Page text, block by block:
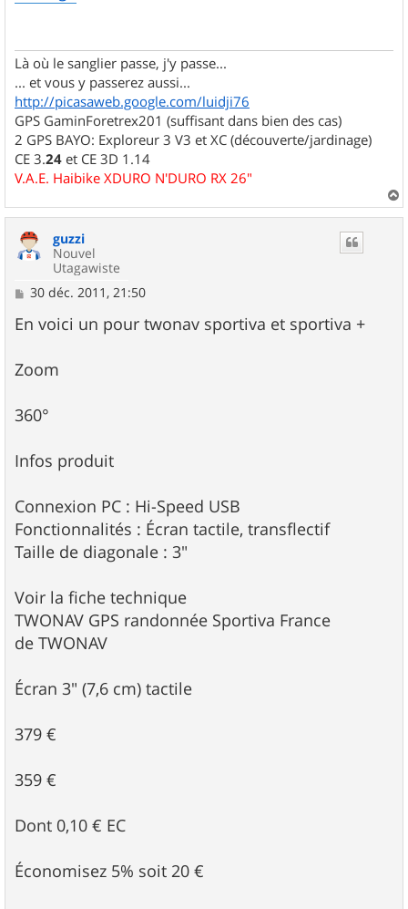
Là où le sanglier passe, j'y passe...
... et vous y passerez aussi...
http://picasaweb.google.com/luidji76
GPS GaminForetrex201 (suffisant dans bien des cas)
2 GPS BAYO: Exploreur 3 V3 et XC (découverte/jardinage)
CE 3.24 et CE 3D 1.14
V.A.E. Haibike XDURO N'DURO RX 26"
a
guzzi
Nouvel
Utagawiste
M
s
s
g
e
30 déc. 2011, 21:50
En voici un pour twonav sportiva et sportiva +
Zoom
360°
Infos produit
Connexion PC : Hi-Speed USB
Fonctionnalités : Écran tactile, transflectif
Taille de diagonale : 3"
Voir la fiche technique
TWONAV GPS randonnée Sportiva France
de TWONAV
Écran 3" (7,6 cm) tactile
379 €
359 €
Dont 0,10 € EC
Économisez 5% soit 20 €